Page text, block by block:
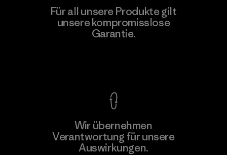
Formosa Taffeta Co., Ltd.
Material-supplier
Für all unsere Produkte gilt
unsere kompromisslose
Garantie.
Wir übernehmen
Verantwortung für unsere
Auswirkungen.